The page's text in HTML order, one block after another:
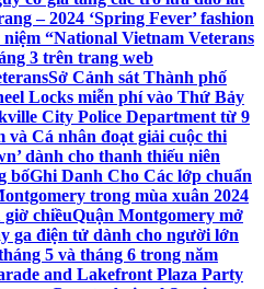
– 2024 ‘Spring Fever’ fashion
“National Vietnam Veterans
3 trên trang web
Sở Cảnh sát Thành phố
Locks miễn phí vào Thứ Bảy
City Police Department từ 9
và Cá nhân đoạt giải cuộc thi
dành cho thanh thiếu niên
bốGhi Danh Cho Các lớp chuẩn
trong mùa xuân 2024
giờ chiềuQuận Montgomery mở
ga điện tử dành cho người lớn
5 và tháng 6 trong năm
and Lakefront Plaza Party